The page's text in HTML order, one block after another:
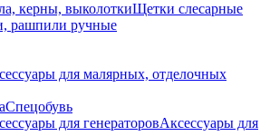
керны, выколоткиЩетки слесарные
рашпили ручные
для малярных, отделочных
Спецобувь
для генераторовАксессуары для